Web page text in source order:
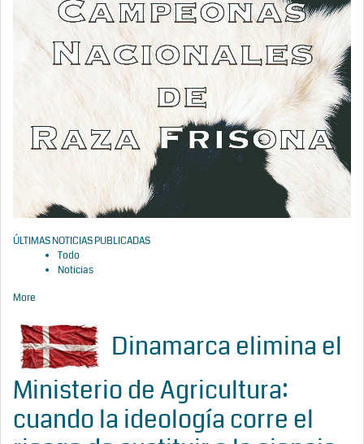
ÚLTIMAS NOTICIAS PUBLICADAS
Todo
Noticias
More
Dinamarca elimina el
Ministerio de Agricultura:
cuando la ideología corre el